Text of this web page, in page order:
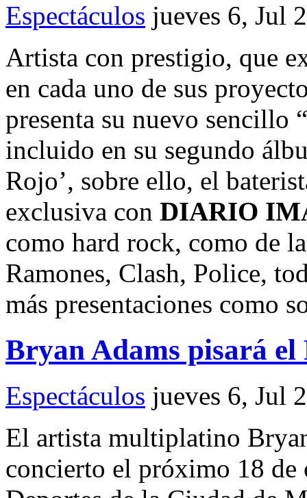
Espectáculos jueves 6, Jul
Artista con prestigio, que
en cada uno de sus
presenta su nuevo sencillo
incluido en su segundo
Rojo’, sobre ello, el
exclusiva con DIARIO
como hard rock, como de
Ramones, Clash, Police,
más presentaciones como
Bryan Adams pisará el
Espectáculos jueves 6, Jul
El artista multiplatino
concierto el próximo 18 de